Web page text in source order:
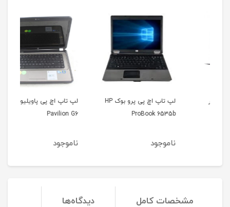
لپ تاپ اچ پی پرو بوک HP
ProBook 6535b
لپ تاپ اچ پی پاویلیون HP
Pavilion G6
مشخصات کامل دیدگاه‌ها